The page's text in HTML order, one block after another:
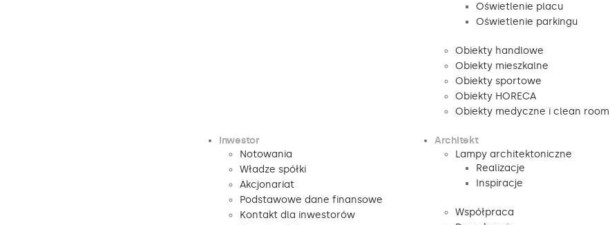
Oświetlenie placu
Oświetlenie parkingu
Obiekty handlowe
Obiekty mieszkalne
Obiekty sportowe
Obiekty HORECA
Obiekty medyczne i clean room
Inwestor
Notowania
Władze spółki
Akcjonariat
Podstawowe dane finansowe
Kontakt dla inwestorów
Architekt
Lampy architektoniczne
Realizacje
Inspiracje
Współpraca